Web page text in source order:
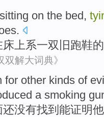
on the bed ,
.
床上系一双 旧 跑鞋的
双解大词典》
for other kinds of
a smoking
还没有找到 能证明他